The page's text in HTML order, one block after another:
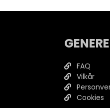
FAQ
Vilkår
Cookies